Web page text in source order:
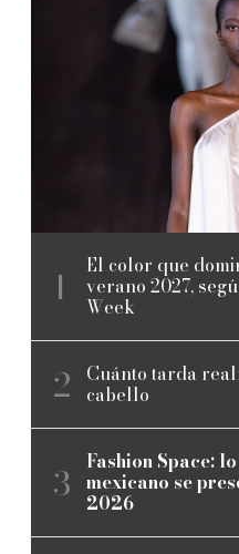
El color que
verano 2027,
Week
Cuánto tarda
cabello
Fashion Space:
mexicano se
2026